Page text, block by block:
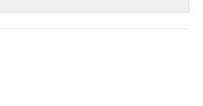
со типла D-1.5 количина